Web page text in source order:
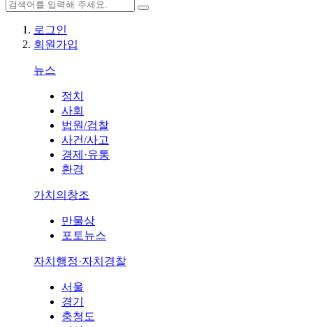
로그인
회원가입
뉴스
정치
사회
법원/검찰
사건/사고
경제·유통
환경
가치의창조
만물상
포토뉴스
자치행정·자치경찰
서울
경기
충청도